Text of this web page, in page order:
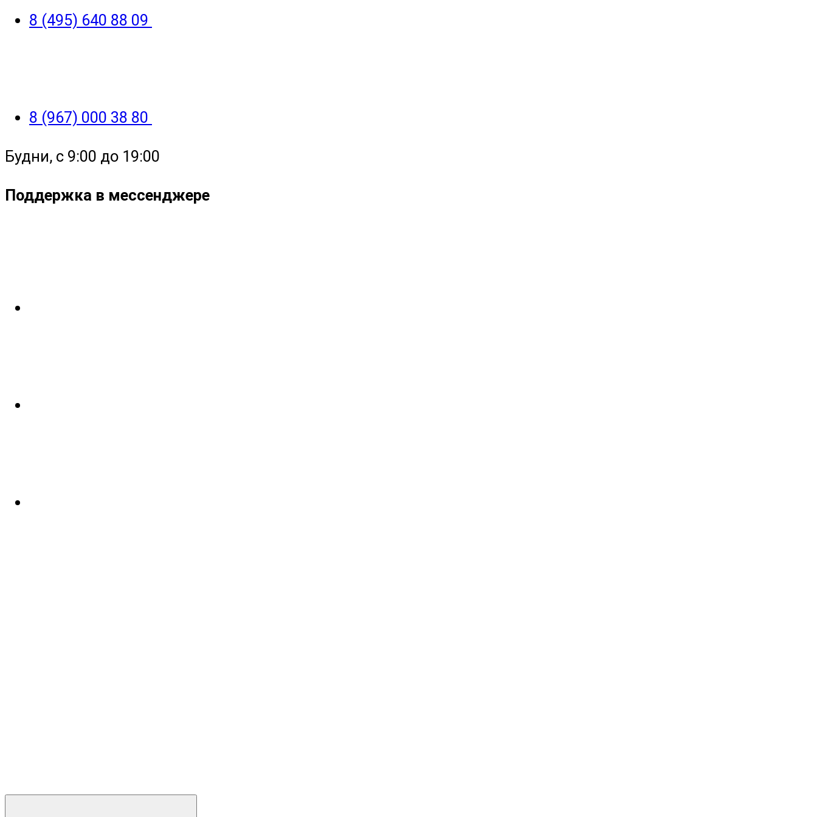
8 (495) 640 88 09
8 (967) 000 38 80
Будни, с 9:00 до 19:00
Поддержка в мессенджере